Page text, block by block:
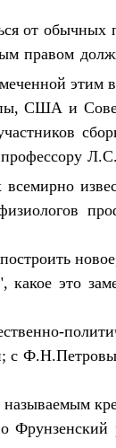
от обычных
правом
этим
США и
это
с
Фрунзенский